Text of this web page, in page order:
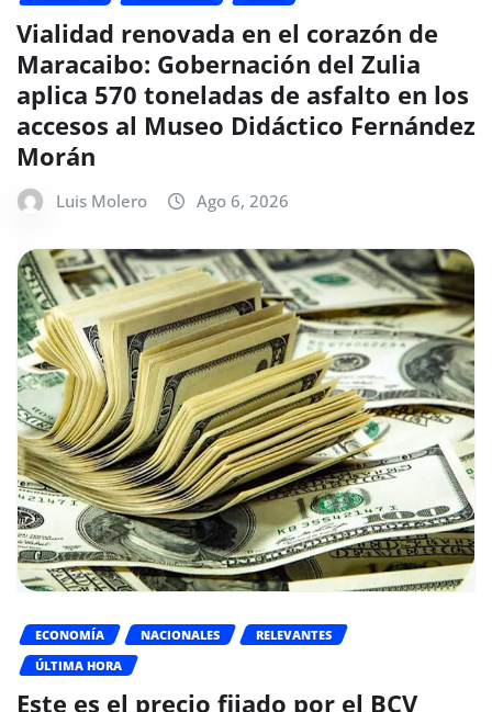
Vialidad renovada en el corazón de
Maracaibo: Gobernación del Zulia
aplica 570 toneladas de asfalto en los
accesos al Museo Didáctico Fernández
Morán
Luis Molero Ago 6, 2026
ECONOMÍA NACIONALES
RELEVANTES
ÚLTIMA HORA
Este es el precio fijado por el BCV